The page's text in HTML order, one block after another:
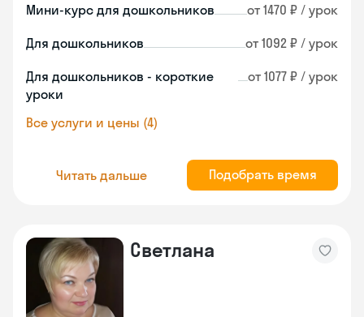
Мини-курс для дошкольников от 1470 ₽ / урок
Для дошкольников от 1092 ₽ / урок
Для дошкольников - короткие
уроки
от 1077 ₽ / урок
Все услуги и цены (4)
Читать дальше Подобрать время
Светлана